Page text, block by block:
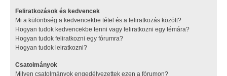
Feliratkozások és kedvencek
Mi a különbség a kedvencekbe tétel és a feliratkozás között?
Hogyan tudok kedvencekbe tenni vagy feliratkozni egy témára?
Hogyan tudok feliratkozni egy fórumra?
Hogyan tudok leiratkozni?
Csatolmányok
Milyen csatolmányok engedélyezettek ezen a fórumon?